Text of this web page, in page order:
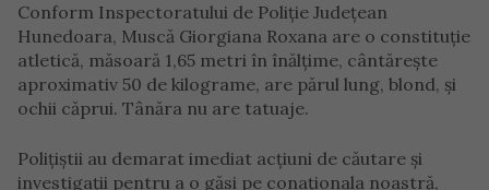
Conform Inspectoratului de Poliție Județean
Hunedoara, Muscă Giorgiana Roxana are o constituție
atletică, măsoară 1,65 metri în înălțime, cântărește
aproximativ 50 de kilograme, are părul lung, blond, și
ochii căprui. Tânăra nu are tatuaje.
Polițiștii au demarat imediat acțiuni de căutare și
investigații pentru a o găsi pe conaționala noastră,